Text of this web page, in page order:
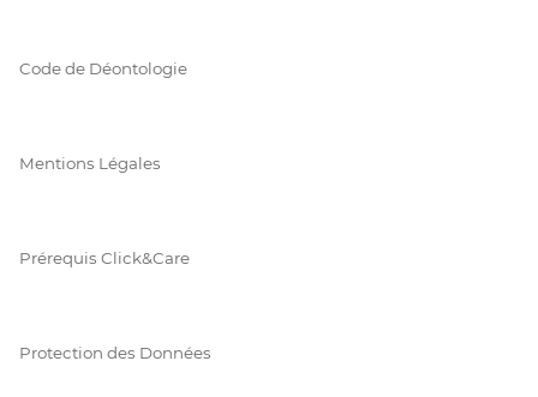
Code de Déontologie
Mentions Légales
Prérequis Click&Care
Protection des Données